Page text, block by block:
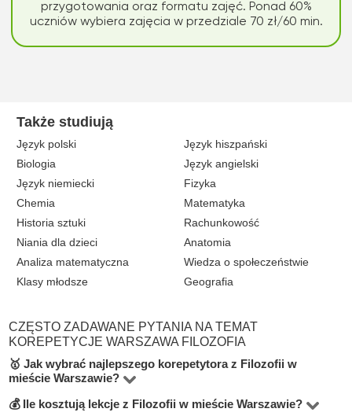
przygotowania oraz formatu zajęć. Ponad 60%
uczniów wybiera zajęcia w przedziale 70 zł/60 min.
Także studiują
Język polski
Język hiszpański
Biologia
Język angielski
Język niemiecki
Fizyka
Chemia
Matematyka
Historia sztuki
Rachunkowość
Niania dla dzieci
Anatomia
Analiza matematyczna
Wiedza o społeczeństwie
Klasy młodsze
Geografia
CZĘSTO ZADAWANE PYTANIA NA TEMAT
KOREPETYCJE WARSZAWA FILOZOFIA
🥇 Jak wybrać najlepszego korepetytora z Filozofii w
mieście Warszawie?
Na platformie BUKI znajdziesz 10 korepetytorów
💰 Ile kosztują lekcje z Filozofii w mieście Warszawie?